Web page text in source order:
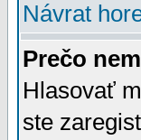
Návrat
Prečo
Hlasovať
ste